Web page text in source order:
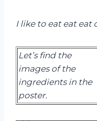
I like to eat eat eat
Let’s find the
images of the
ingredients in the
poster.